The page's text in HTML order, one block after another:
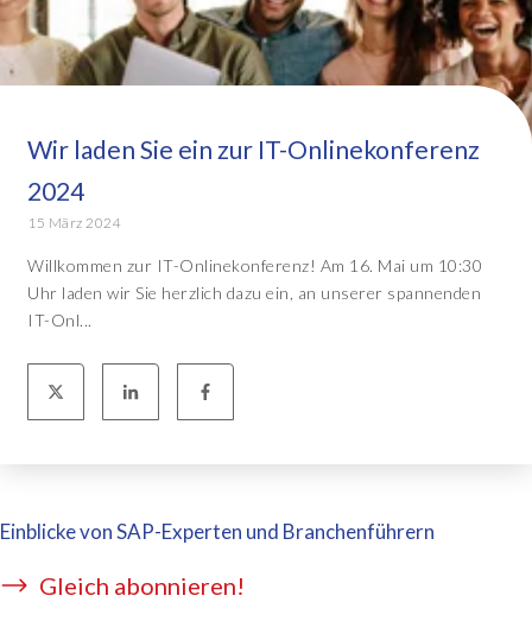
Wir laden Sie ein zur IT-Onlinekonferenz
2024
15 März 2024
Willkommen zur IT-Onlinekonferenz! Am 16. Mai um 10:30
Uhr laden wir Sie herzlich dazu ein, an unserer spannenden
IT-Onl...
Einblicke von SAP-Experten und Branchenführern
Gleich abonnieren!